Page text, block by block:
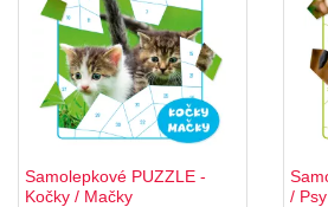
Samolepkové PUZZLE -
Kočky / Mačky
/ Psy